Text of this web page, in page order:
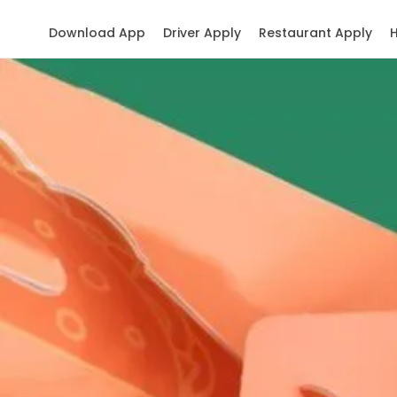
Restaurant Apply
Driver Apply
Download App